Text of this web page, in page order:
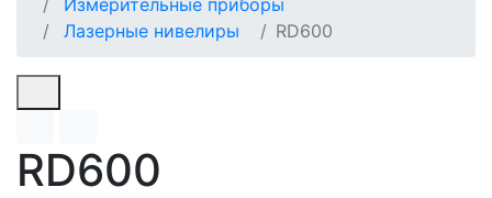
Лазерные нивелиры
RD600
RD600